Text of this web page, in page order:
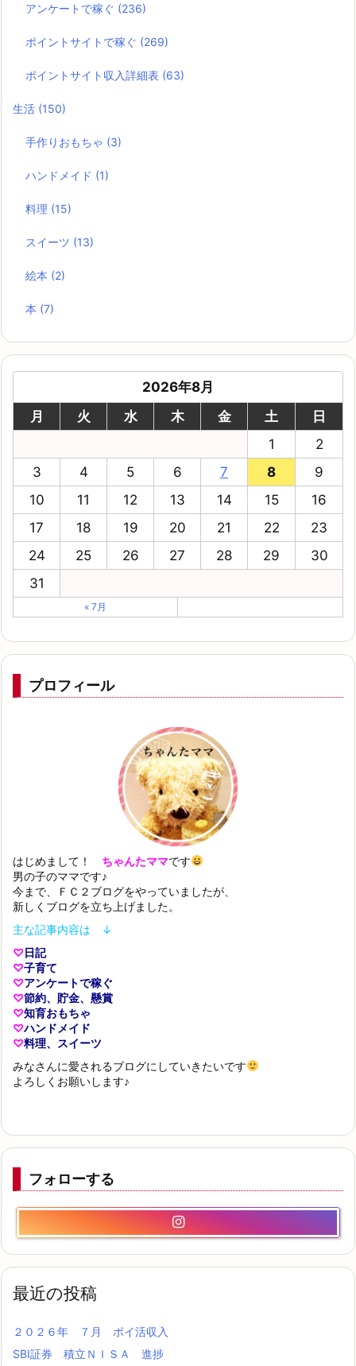
アンケートで稼ぐ (236)
ポイントサイトで稼ぐ (269)
ポイントサイト収入詳細表 (63)
生活 (150)
手作りおもちゃ (3)
ハンドメイド (1)
料理 (15)
スイーツ (13)
絵本 (2)
本 (7)
2026年8月
月
火 水 木 金 土
日
1
2
3
4 5 6 7 8
9
10
11 12 13 14 15
16
17
18 19 20 21 22
23
24
25 26 27 28 29
30
31
« 7月
プロフィール
はじめまして！ ちゃんたママです
男の子のママです♪
今まで、ＦＣ２ブログをやっていましたが、
新しくブログを立ち上げました。
主な記事内容は ↓
♡日記
♡子育て
♡アンケートで稼ぐ
♡節約、貯金、懸賞
♡知育おもちゃ
♡ハンドメイド
♡料理、スイーツ
みなさんに愛されるブログにしていきたいです
よろしくお願いします♪
フォローする
最近の投稿
２０２６年 ７月 ポイ活収入
SBI証券 積立ＮＩＳＡ 進捗